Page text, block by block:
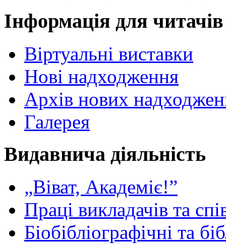
Інформація для читачів
Віртуальні виставки
Нові надходження
Архів нових
Галерея
Видавнича діяльність
„Віват, Академіє!”
Праці викладачів та
Біобібліографічні та